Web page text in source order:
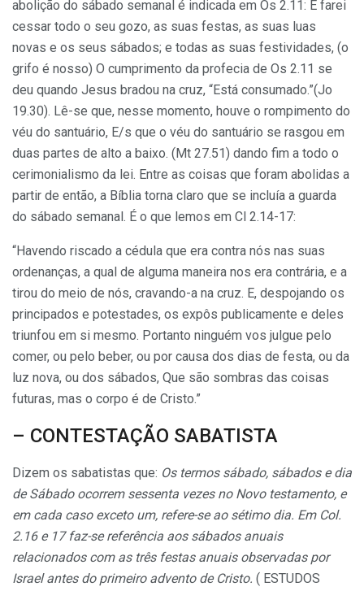
abolição do sábado semanal é indicada em Os 2.11: E farei
cessar todo o seu gozo, as suas festas, as suas luas
novas e os seus sábados; e todas as suas festividades, (o
grifo é nosso) O cumprimento da profecia de Os 2.11 se
deu quando Jesus bradou na cruz, “Está consumado.”(Jo
19.30). Lê-se que, nesse momento, houve o rompimento do
véu do santuário, E/s que o véu do santuário se rasgou em
duas partes de alto a baixo. (Mt 27.51) dando fim a todo o
cerimonialismo da lei. Entre as coisas que foram abolidas a
partir de então, a Bíblia torna claro que se incluía a guarda
do sábado semanal. É o que lemos em Cl 2.14-17:
“Havendo riscado a cédula que era contra nós nas suas
ordenanças, a qual de alguma maneira nos era contrária, e a
tirou do meio de nós, cravando-a na cruz. E, despojando os
principados e potestades, os expôs publicamente e deles
triunfou em si mesmo. Portanto ninguém vos julgue pelo
comer, ou pelo beber, ou por causa dos dias de festa, ou da
luz nova, ou dos sábados, Que são sombras das coisas
futuras, mas o corpo é de Cristo.”
– CONTESTAÇÃO SABATISTA
Dizem os sabatistas que: Os termos sábado, sábados e dia
de Sábado ocorrem sessenta vezes no Novo testamento, e
em cada caso exceto um, refere-se ao sétimo dia. Em Col.
2.16 e 17 faz-se referência aos sábados anuais
relacionados com as três festas anuais observadas por
Israel antes do primeiro advento de Cristo. ( ESTUDOS